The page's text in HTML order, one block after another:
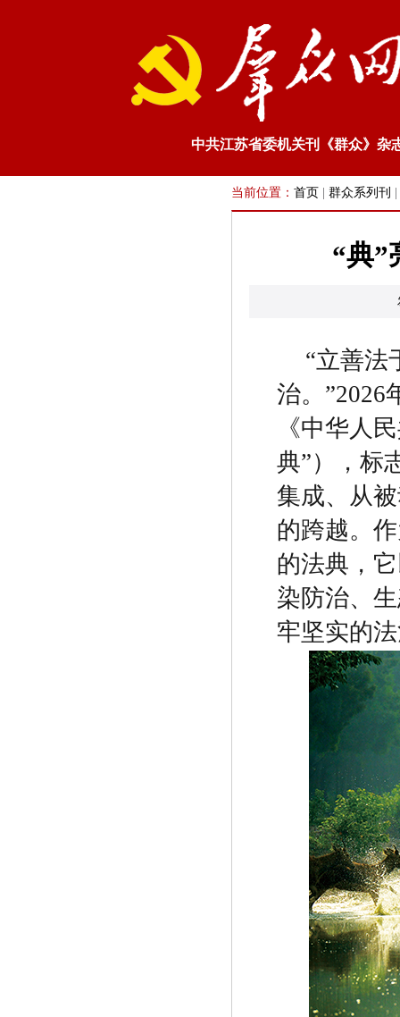
中共江苏省委机关刊《群众》杂
当前位置： 首页 群众系列刊
“典”
“立善法
治。 ”2026
《中华人
典”），标
集成、从
的跨越。
的法典，
染防治、
牢坚实的